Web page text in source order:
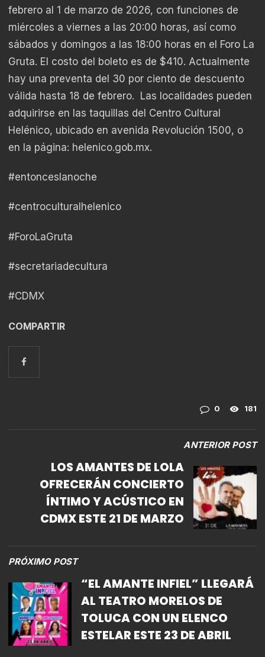
febrero al 1 de marzo de 2026, con funciones de
miércoles a viernes a las 20:00 horas, así como
sábados y domingos a las 18:00 horas en el Foro La
Gruta. El costo del boleto es de $410. Actualmente
hay una preventa del 30 por ciento de descuento
válida hasta 18 de febrero. Las localidades pueden
adquirirse en las taquillas del Centro Cultural
Helénico, ubicado en avenida Revolución 1500, o
en la página: helenico.gob.mx.
#entonceslanoche
#centroculturalhelenico
#ForoLaGruta
#secretariadecultura
#CDMX
COMPARTIR
0 181
ANTERIOR POST
LOS AMANTES DE LOLA
OFRECERÁN CONCIERTO
ÍNTIMO Y ACÚSTICO EN
CDMX ESTE 21 DE MARZO
PRÓXIMO POST
“EL AMANTE INFIEL” LLEGARÁ
AL TEATRO MORELOS DE
TOLUCA CON UN ELENCO
ESTELAR ESTE 23 DE ABRIL